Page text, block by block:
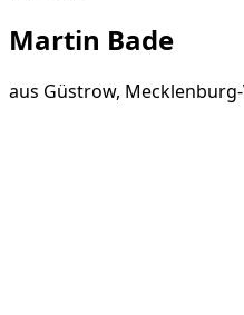
Martin Bade
aus Güstrow,